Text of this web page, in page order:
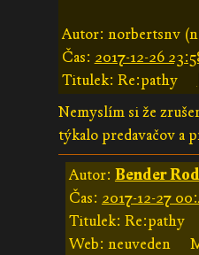
Autor: norbertsnv
Čas: 2017-12-26
Titulek: Re:pathy
Nemyslím si že
týkalo predavačov a
Autor: Bender
Čas: 2017-12-27
Titulek: Re:pathy
Web: neuveden